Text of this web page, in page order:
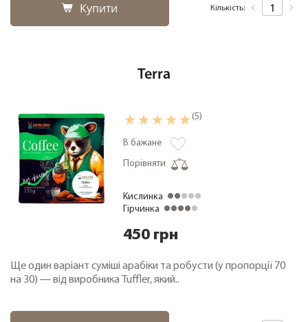
Купити Кількість:
Terra
(5)
В бажане
Порівняти
Кислинка
Гірчинка
450 грн
Ще один варіант суміші арабіки та робусти (у пропорції 70
на 30) — від виробника Tuffler, який..